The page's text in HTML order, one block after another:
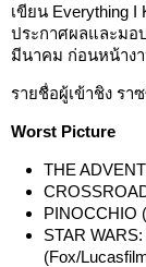
เขียน Everything I
ประกาศผลและมอ
มีนาคม ก่อนหน้าง
รายชื่อผู้เข้าชิง รา
Worst Picture
THE
PINOCCHIO
STAR
(Fox/